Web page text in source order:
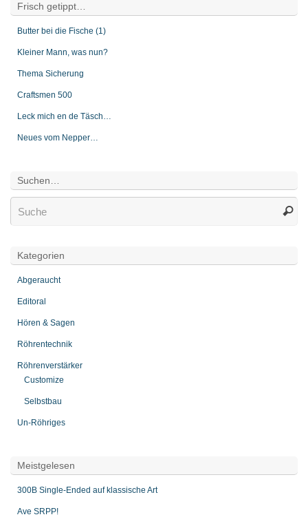
Frisch getippt…
Butter bei die Fische (1)
Kleiner Mann, was nun?
Thema Sicherung
Craftsmen 500
Leck mich en de Täsch…
Neues vom Nepper…
Suchen…
Kategorien
Abgeraucht
Editoral
Hören & Sagen
Röhrentechnik
Röhrenverstärker
Customize
Selbstbau
Un-Röhriges
Meistgelesen
300B Single-Ended auf klassische Art
Ave SRPP!